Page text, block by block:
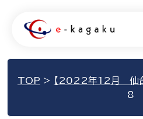
TOP > 【2022年12月 仙台
8